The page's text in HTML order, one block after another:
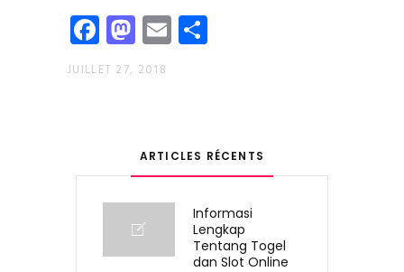
Facebook
Mastodon
Email
JUILLET 27, 2018
ARTICLES RÉCENTS
Informasi
Lengkap
Tentang Togel
dan Slot Online